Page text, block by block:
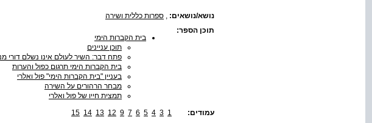
נושא/נושאים:
ספרות כללית ושירה
תוכן הספר:
בית הקברות הימי
תוכן עניינים
פתח דבר: השיר לעולם אינו נשלם דורי
בית הקברות הימי תרגום כפול והערות
בעניין "בית הקברות הימי" פול ואלרי
מבחר הרהורים על השירה
תמצית חייו של פול ואלרי
עמודים: 1
3
4
5
6
7
9
12
13
14
15